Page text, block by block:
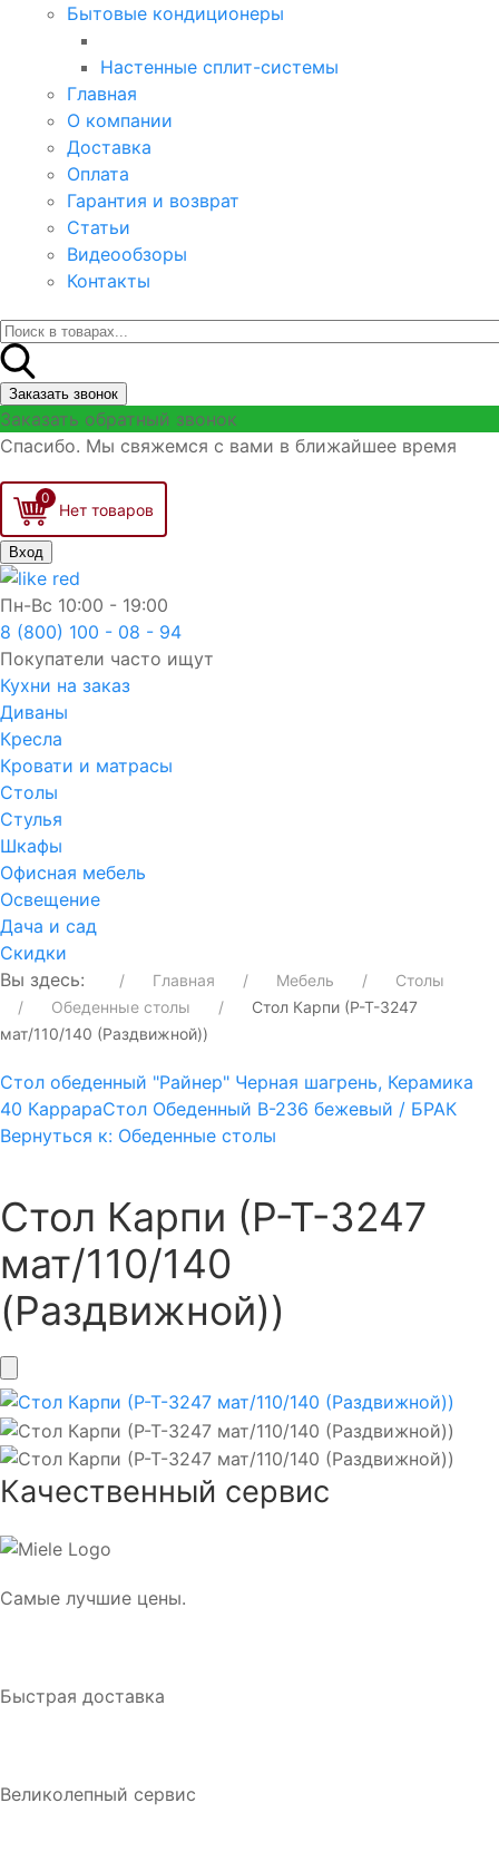
Бытовые кондиционеры
Настенные сплит-системы
Главная
О компании
Доставка
Оплата
Гарантия и возврат
Статьи
Видеообзоры
Контакты
Заказать звонок
Заказать обратный звонок
Спасибо. Мы свяжемся с вами в ближайшее время
0
Вход
Пн-Вс 10:00 - 19:00
8 (800) 100 - 08 - 94
Покупатели часто ищут
Кухни на заказ
Диваны
Кресла
Кровати и матрасы
Столы
Стулья
Шкафы
Офисная мебель
Освещение
Дача и сад
Скидки
Вы здесь:
Главная Мебель
Столы
Обеденные столы
Стол Карпи (Р-Т-3247
мат/110/140 (Раздвижной))
Стол обеденный "Райнер" Черная шагрень, Керамика
40 КаррараСтол Обеденный В-236 бежевый / БРАК
Вернуться к: Обеденные столы
Стол Карпи (Р-Т-3247
мат/110/140
(Раздвижной))
Качественный сервис
Самые лучшие цены.
Быстрая доставка
Великолепный сервис